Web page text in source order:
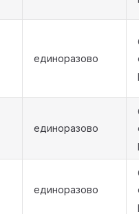
единоразово
единоразово
единоразово